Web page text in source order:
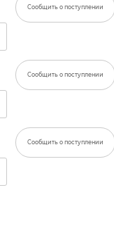
Сообщить о поступлении
Сообщить о поступлении
Сообщить о поступлении